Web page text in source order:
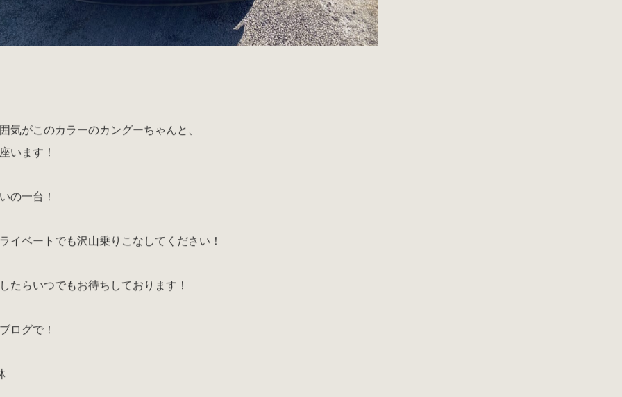
気がこのカラーのカングーちゃんと、
います！
の一台！
イベートでも沢山乗りこなしてください！
たらいつでもお待ちしております！
ログで！